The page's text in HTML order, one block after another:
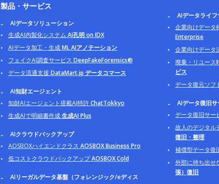
製品・サービス
AIデータソリューション
生成AI内製化システム AI孔明 on IDX
AIデータ加工・生成ML AIアノテーション
フェイクAI調査サービス DeepFakeForensics®
データ流通支援 DataMart.jp データコマース
AI知財エージェント
知財AIエージェント搭載AI特許ChatTokkyo
生成AIで明細書作成生成AI Plus
AIクラウドバックアップ
AOSBOXハイエンドクラス AOSBOX Business Pro
低コストクラウドバックアップAOSBOX Cold
AIリーガルデータ基盤（フォレンジック/eディス
AIデータライ
企業向けデータ
Enterprise
企業向けデータ
廃棄・リユース
ビス
データ復元ソフ
AIデータ復旧サ
データ復旧サー
故人のデジタル
復旧・整理
補償型データ復
外部に持ち出せ
張）復旧